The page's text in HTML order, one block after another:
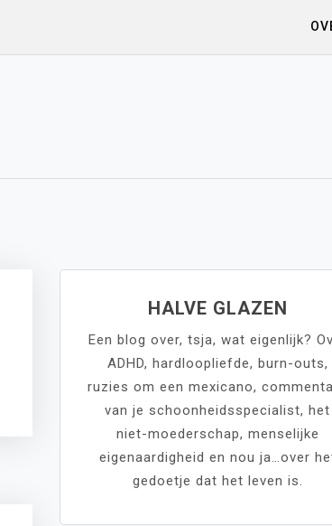
HALVE GLAZEN
Een blog over, tsja, wat eigenlijk?
ADHD, hardloopliefde, burn-outs,
ruzies om een mexicano,
van je schoonheidsspecialist, het
niet-moederschap, menselijke
eigenaardigheid en nou ja…over
gedoetje dat het leven is.